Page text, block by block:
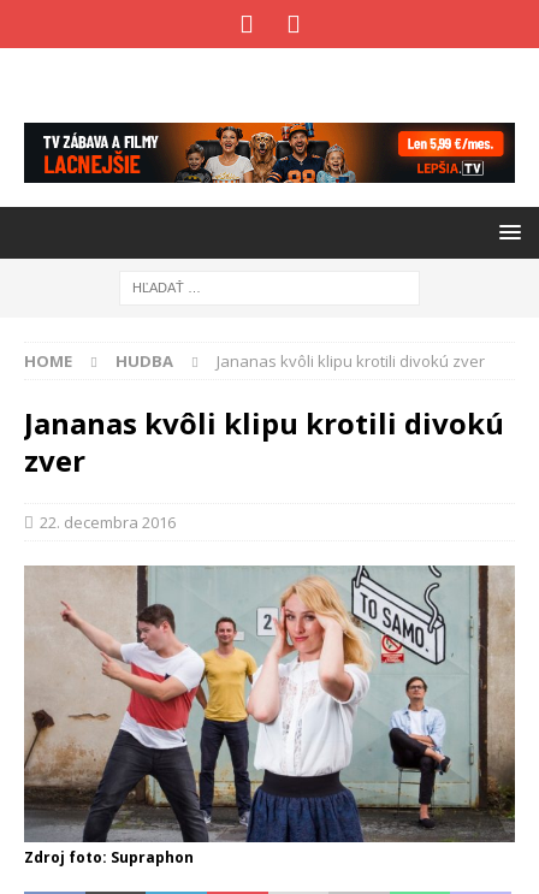
HOME HUDBA Jananas kvôli klipu krotili divokú zver
Jananas kvôli klipu krotili divokú
zver
22. decembra 2016
Zdroj foto: Supraphon